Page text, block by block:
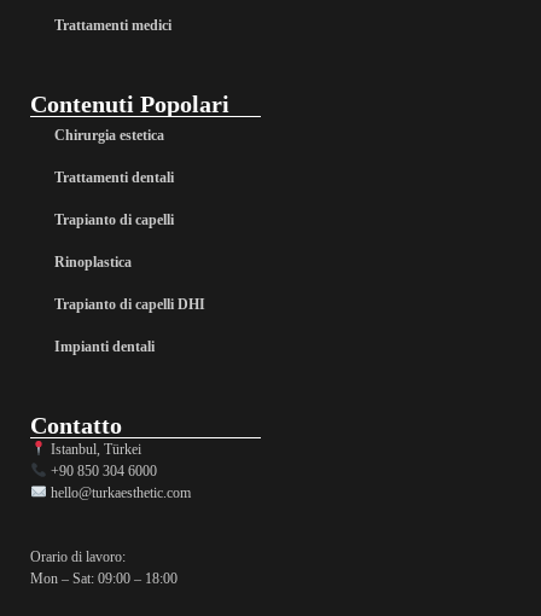
Trattamenti medici
Contenuti Popolari
Chirurgia estetica
Trattamenti dentali
Trapianto di capelli
Rinoplastica
Trapianto di capelli DHI
Impianti dentali
Contatto
Istanbul, Türkei
+90 850 304 6000
hello@turkaesthetic.com
Orario di lavoro:
Mon – Sat: 09:00 – 18:00